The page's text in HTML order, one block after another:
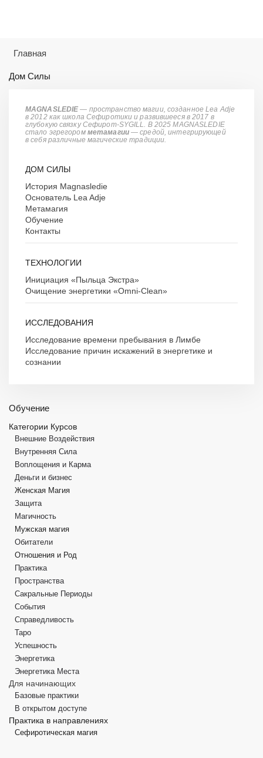
Главная
Дом Силы
MAGNASLEDIE — пространство магии, созданное Lea Adje
в 2012 как школа Сефиротики и развившееся в 2017 в
глубокую связку Сефирот-SYGILL. В 2025 MAGNASLEDIE
стало эгрегором метамагии — средой, интегрирующей
в себя различные магические традиции.
ДОМ СИЛЫ
История Magnasledie
Основатель Lea Adje
Метамагия
Обучение
Контакты
ТЕХНОЛОГИИ
Инициация «Пыльца Экстра»
Очищение энергетики «Omni-Clean»
ИССЛЕДОВАНИЯ
Исследование времени пребывания в Лимбе
Исследование причин искажений в энергетике и
сознании
Обучение
Категории Курсов
Внешние Воздействия
Внутренняя Сила
Воплощения и Карма
Деньги и бизнес
Женская Магия
Защита
Магичность
Мужская магия
Обитатели
Отношения и Род
Практика
Пространства
Сакральные Периоды
События
Справедливость
Таро
Успешность
Энергетика
Энергетика Места
Для начинающих
Базовые практики
В открытом доступе
Практика в направлениях
Сефиротическая магия